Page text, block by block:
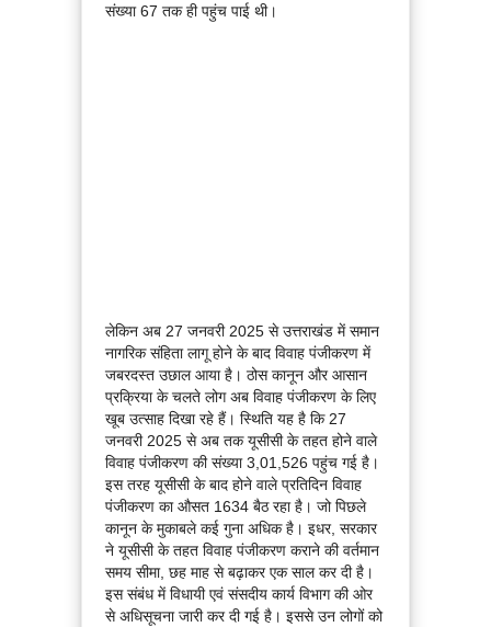
संख्या 67 तक ही पहुंच पाई थी।
लेकिन अब 27 जनवरी 2025 से उत्तराखंड में समान
नागरिक संहिता लागू होने के बाद विवाह पंजीकरण में
जबरदस्त उछाल आया है। ठोस कानून और आसान
प्रक्रिया के चलते लोग अब विवाह पंजीकरण के लिए
खूब उत्साह दिखा रहे हैं। स्थिति यह है कि 27
जनवरी 2025 से अब तक यूसीसी के तहत होने वाले
विवाह पंजीकरण की संख्या 3,01,526 पहुंच गई है।
इस तरह यूसीसी के बाद होने वाले प्रतिदिन विवाह
पंजीकरण का औसत 1634 बैठ रहा है। जो पिछले
कानून के मुकाबले कई गुना अधिक है। इधर, सरकार
ने यूसीसी के तहत विवाह पंजीकरण कराने की वर्तमान
समय सीमा, छह माह से बढ़ाकर एक साल कर दी है।
इस संबंध में विधायी एवं संसदीय कार्य विभाग की ओर
से अधिसूचना जारी कर दी गई है। इससे उन लोगों को